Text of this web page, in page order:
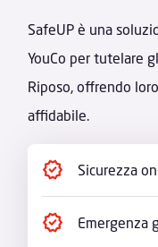
SafeUP è una
YouCo per tutelare
Riposo, offrendo
affidabile.
Sicurezza
Emergenza